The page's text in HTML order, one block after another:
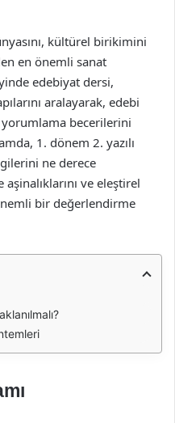
kültürel birikimini
en önemli sanat
edebiyat dersi,
aralayarak, edebi
becerilerini
1. dönem 2. yazılı
ne derece
ve eleştirel
bir değerlendirme